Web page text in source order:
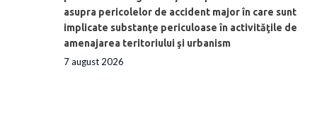
asupra pericolelor de accident major în care sunt
implicate substanţe periculoase în activităţile de
amenajarea teritoriului şi urbanism
7 august 2026